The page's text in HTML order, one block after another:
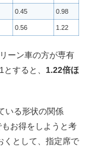
0.45 0.98
0.56 1.22
ーン車の方が専有
すると、 1.22倍ほ
いる形状の関係
お得をしようと考
くとして、指定席で